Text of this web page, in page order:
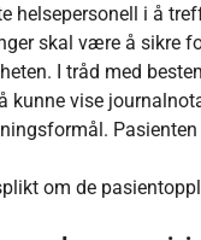
helsepersonell i å
skal være å sikre
I tråd med
vise
om de